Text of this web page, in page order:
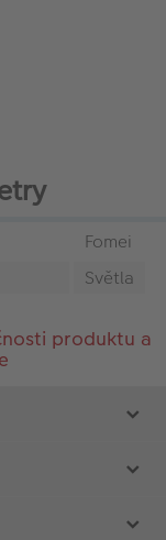
Fomei
Světla
produktu a